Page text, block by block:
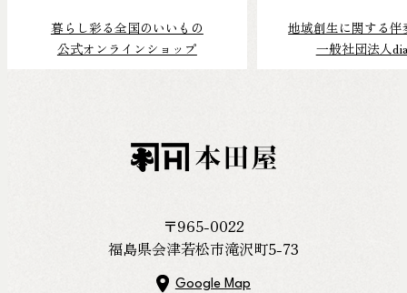
日本的地域
暮らし彩る全国のいいもの
公式オンラインショップ
地域創生に関する伴
一般社団法人
〒965-0022
福島県会津若松市滝沢町5-73
Google Map